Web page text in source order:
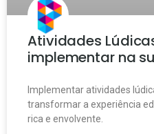
Atividades
implementar na
Implementar atividades
transformar a experiência
rica e envolvente.